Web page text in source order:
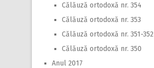
Călăuză ortodoxă nr. 354
Călăuză ortodoxă nr. 353
Călăuză ortodoxă nr. 351-352
Călăuză ortodoxă nr. 350
Anul 2017